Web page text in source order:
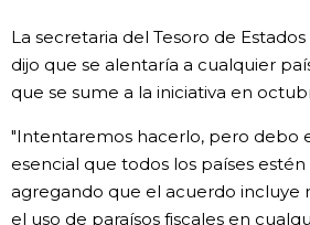
La secretaria del Tesoro de
dijo que se alentaría a cualquier
que se sume a la iniciativa en
"Intentaremos hacerlo, pero debo
esencial que todos los países estén
agregando que el acuerdo incluye
el uso de paraísos fiscales en